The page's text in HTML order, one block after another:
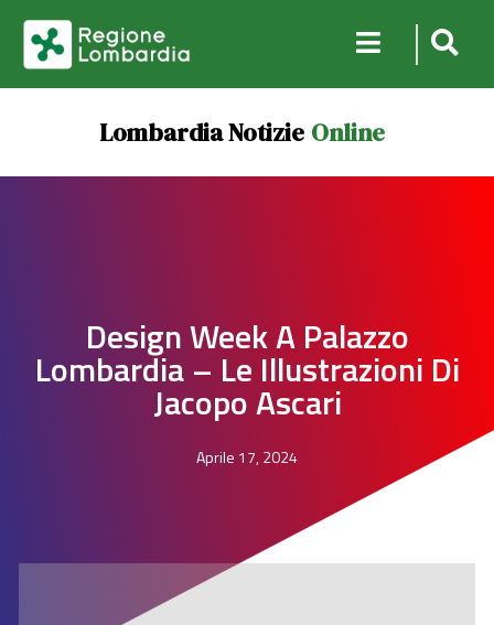
Lombardia Notizie Online
Design Week A Palazzo
Lombardia – Le Illustrazioni Di
Jacopo Ascari
Aprile 17, 2024